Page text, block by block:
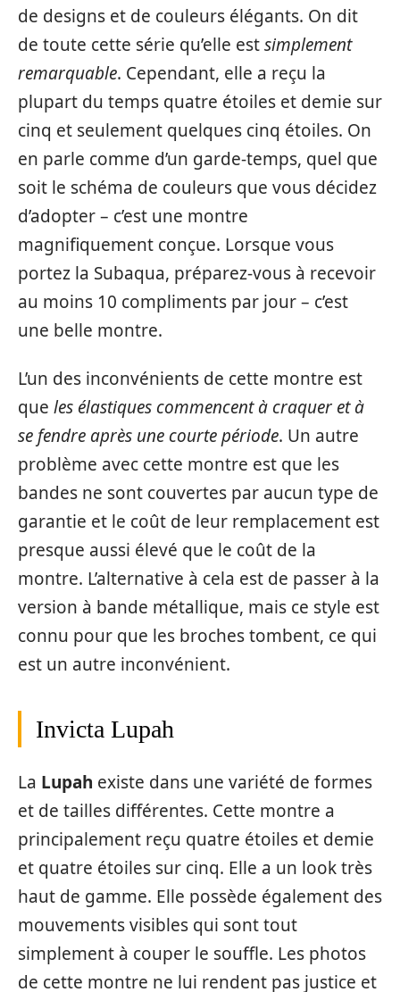
de designs et de couleurs élégants. On dit
de toute cette série qu’elle estsimplement
remarquable. Cependant, elle a reçu la
plupart du temps quatre étoiles et demie sur
cinq et seulement quelques cinq étoiles. On
en parle comme d’un garde-temps, quel que
soit le schéma de couleurs que vous décidez
d’adopter – c’est une montre
magnifiquement conçue. Lorsque vous
portez la Subaqua, préparez-vous à recevoir
au moins 10 compliments par jour – c’est
une belle montre.
L’un des inconvénients de cette montre est
que les élastiques commencent à craquer et à
se fendre après une courte période. Un autre
problème avec cette montre est que les
bandes ne sont couvertes par aucun type de
garantie et le coût de leur remplacement est
presque aussi élevé que le coût de la
montre. L’alternative à cela est de passer à la
version à bande métallique, mais ce style est
connu pour que les broches tombent, ce qui
est un autre inconvénient.
Invicta Lupah
La Lupah existe dans une variété de formes
et de tailles différentes. Cette montre a
principalement reçu quatre étoiles et demie
et quatre étoiles sur cinq. Elle a un look très
haut de gamme. Elle possède également des
mouvements visibles qui sont tout
simplement à couper le souffle. Les photos
de cette montre ne lui rendent pas justice et